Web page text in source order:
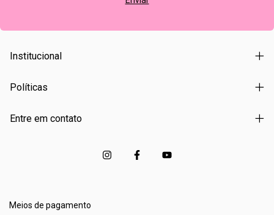
Institucional
Políticas
Entre em contato
Meios de pagamento